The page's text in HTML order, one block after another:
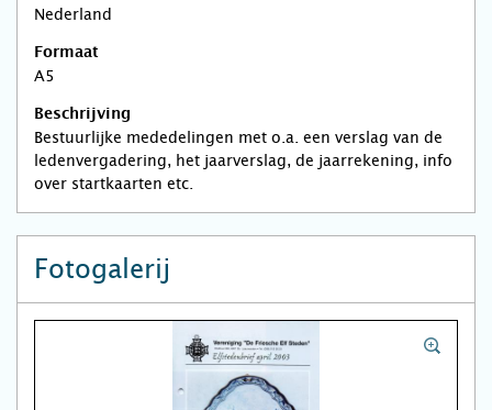
Nederland
Formaat
A5
Beschrijving
Bestuurlijke mededelingen met o.a. een verslag van de
ledenvergadering, het jaarverslag, de jaarrekening, info
over startkaarten etc.
Fotogalerij